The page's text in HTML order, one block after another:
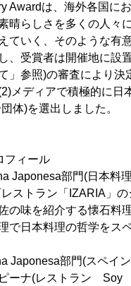
Awardは、海外各国に
晴らしさを多くの人々
ていく、そのような有
、受賞者は開催地に設
」参照)の審査により
メディアで積極的に
体)を選出しました。
フィール
Japonesa部門(日本料
ストラン「IZARIA」の
の味を紹介する懐石料
で日本料理の哲学をス
Japonesa部門(スペイ
ーナ(レストラン Soy